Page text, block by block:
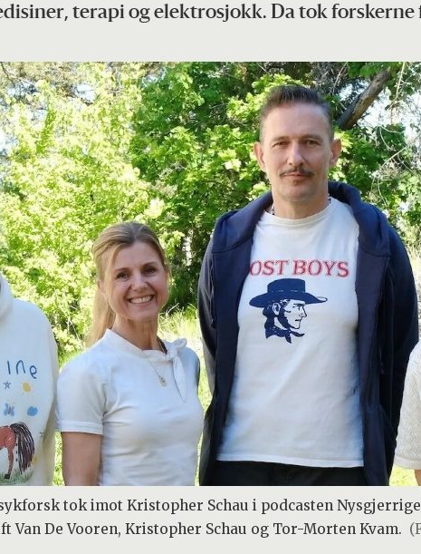
terapi og elektrosjokk. Da tok
tok imot Kristopher Schau i podcasten
Van De Vooren, Kristopher Schau og Tor-Morten Kvam.